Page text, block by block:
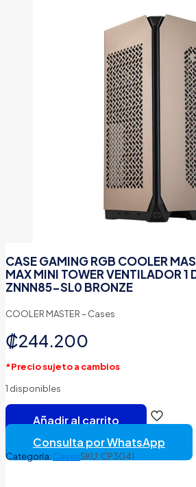
CASE GAMING RGB COOLER
MAX MINI TOWER VENTILADOR 1
ZNNN85-SL0 BRONZE
COOLER MASTER – Cases
₡244.200
*Precio sujeto a cambios
1 disponibles
CASE
GAMING
COOLER
MASTER
Añadir al carrito
Consulta por WhatsApp
Categoría: CasesSKU: CP3041